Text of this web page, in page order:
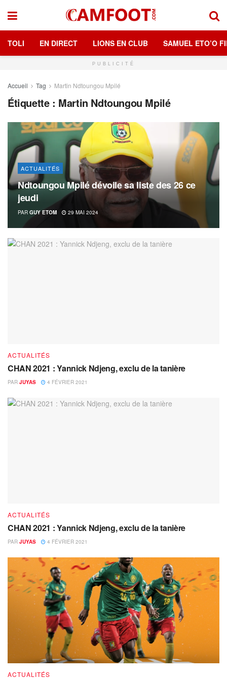
TOLI EN DIRECT LIONS EN CLUB SAMUEL ETO’O
PUBLICITÉ
Accueil Tag Martin Ndtoungou Mpilé
Étiquette : Martin Ndtoungou Mpilé
ACTUALITÉS
Ndtoungou Mpilé dévoile sa liste des 26 ce
jeudi
PAR GUY ETOM 29 MAI 2024
ACTUALITÉS
CHAN 2021 : Yannick Ndjeng, exclu de la tanière
PAR JUYAS 4 FÉVRIER 2021
ACTUALITÉS
CHAN 2021 : Yannick Ndjeng, exclu de la tanière
PAR JUYAS 4 FÉVRIER 2021
ACTUALITÉS